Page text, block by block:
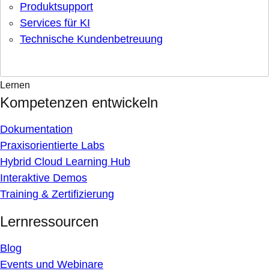
Produktsupport
Services für KI
Technische Kundenbetreuung
Lernen
Kompetenzen entwickeln
Dokumentation
Praxisorientierte Labs
Hybrid Cloud Learning Hub
Interaktive Demos
Training & Zertifizierung
Lernressourcen
Blog
Events und Webinare